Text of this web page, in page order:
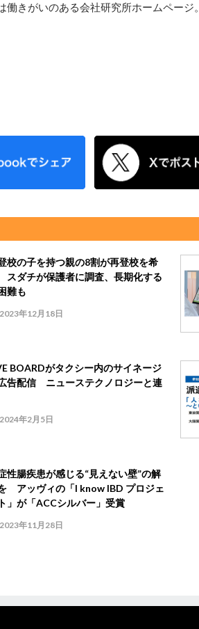
きがいのある会社研究所ホームページ。
校の子を持つ親の8割が再登校を希
ダチが保護者に調査、長期化する
難も
2023年12月18日
BOARDがタクシー内のサイネージ
告配信 ニューステクノロジーと連
2024年2月5日
性腸疾患が感じる“見えない壁”の解
アッヴィの「I know IBD プロジェ
」が「ACCシルバー」受賞
2023年11月28日